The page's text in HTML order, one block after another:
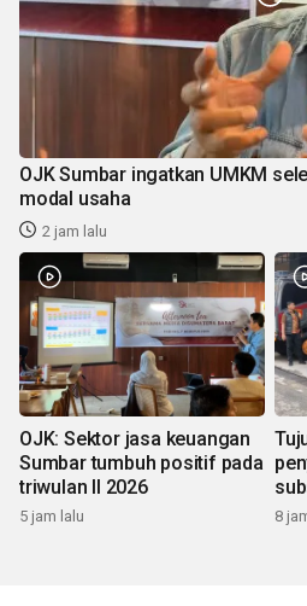
OJK Sumbar ingatkan UMKM
modal usaha
2 jam lalu
OJK: Sektor jasa keuangan
Sumbar tumbuh positif pada
triwulan II 2026
5 jam lalu 8